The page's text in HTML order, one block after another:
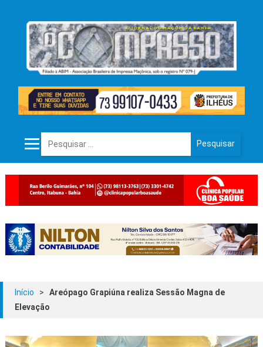
Pesquisar por:
Início >
Areópago Grapiúna realiza Sessão Magna de
Elevação